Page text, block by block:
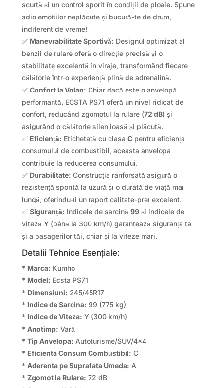
scurtă și un control sporit în condiții de ploaie. Spune
adio emoțiilor neplăcute și bucură-te de drum,
indiferent de vreme!
✅ Manevrabilitate Sportivă: Designul optimizat al
benzii de rulare oferă o direcție precisă și o
stabilitate excelentă în viraje, transformând fiecare
călătorie într-o experiență plină de adrenalină.
✅ Confort la Volan: Chiar dacă este o anvelopă
performantă, ECSTA PS71 oferă un nivel ridicat de
confort, reducând zgomotul la rulare (72 dB) și
asigurând o călătorie silențioasă și plăcută.
✅ Eficiență: Etichetată cu clasa Cpentru eficiența
consumului de combustibil, aceasta anvelopa
contribuie la reducerea consumului.
✅ Durabilitate: Construcția ranforsată asigură o
rezistență sporită la uzură și o durată de viață mai
lungă, oferindu-ți un raport calitate-preț excelent.
✅ Siguranță: Indicele de sarcină 99și indicele de
viteză Y(până la 300 km/h) garantează siguranța ta
și a pasagerilor tăi, chiar și la viteze mari.
Detalii Tehnice Esențiale:
* Marca: Kumho
* Model: Ecsta PS71
* Dimensiuni: 245/45R17
* Indice de Sarcina: 99 (775 kg)
* Indice de Viteza: Y (300 km/h)
* Anotimp: Vară
* Tip Anvelopa: Autoturisme/SUV/4×4
* Eficienta Consum Combustibil: C
* Aderenta pe Suprafata Umeda: A
* Zgomot la Rulare: 72 dB